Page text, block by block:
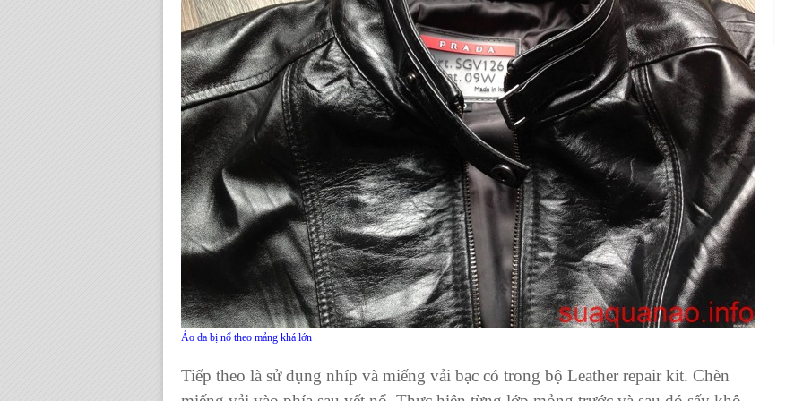
Áo da bị nổ theo mảng khá lớn
Tiếp theo là sử dụng nhíp và miếng vải bạc có trong bộ Leather repair kit. Chèn